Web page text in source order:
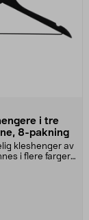
i tre
8-pakning
kleshenger av
i flere farger.
stjerner